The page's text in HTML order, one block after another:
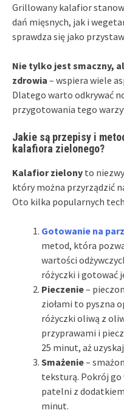
Grillowany kalafior
dań mięsnych, jak i
sprawdza się jako
Nie tylko jest smaczny,
zdrowia – wspiera wiele
Dlatego warto odkrywać
przygotowania tego
Jakie są przepisy i
kalafiora zielonego?
Kalafior zielony to
który można przyrządzić
Oto kilka popularnych
Gotowanie na
metod, która
wartości
różyczki i gotować
Pieczenie–
ziołami to pyszna
różyczki oliwą z
przyprawami i
25 minut, aż
Smażenie–
teksturą. Pokrój go
patelni z
minut.